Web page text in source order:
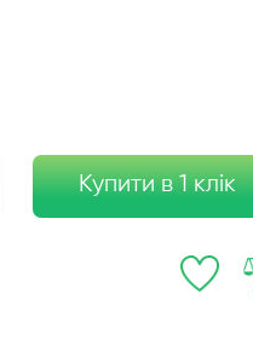
Купити в 1 клік